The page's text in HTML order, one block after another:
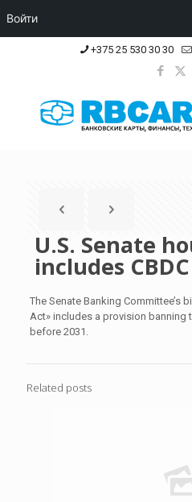
+375 25 530 30 30
U.S. Senate
includes
The Senate Banking Committee’s
Act» includes a provision banning
before 2031.
Related posts
Войти